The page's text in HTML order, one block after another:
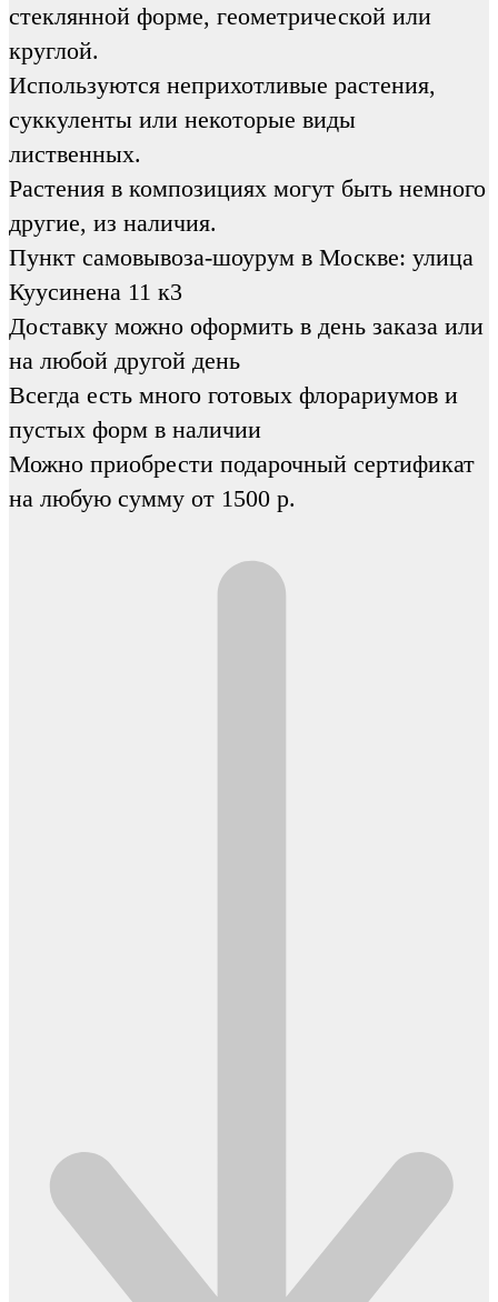
стеклянной форме, геометрической или
круглой.
Используются неприхотливые растения,
суккуленты или некоторые виды
лиственных.
Растения в композициях могут быть немного
другие, из наличия.
Пункт самовывоза-шоурум в Москве: улица
Куусинена 11 к3
Доставку можно оформить в день заказа или
на любой другой день
Всегда есть много готовых флорариумов и
пустых форм в наличии
Можно приобрести подарочный сертификат
на любую сумму от 1500 р.